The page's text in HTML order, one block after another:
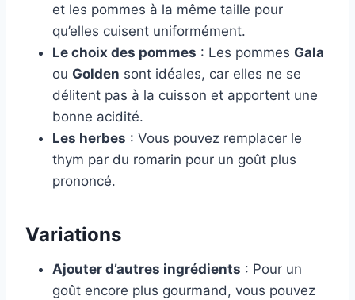
et les pommes à la même taille pour
qu’elles cuisent uniformément.
Le choix des pommes : Les pommes Gala
ou Golden sont idéales, car elles ne se
délitent pas à la cuisson et apportent une
bonne acidité.
Les herbes : Vous pouvez remplacer le
thym par du romarin pour un goût plus
prononcé.
Variations
Ajouter d’autres ingrédients : Pour un
goût encore plus gourmand, vous pouvez